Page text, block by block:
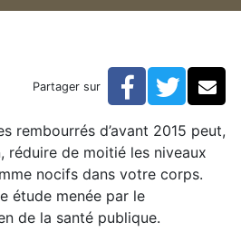
corps détoxifié
Partager sur Facebook
rembourrés d’avant 2015 peut,
réduire de moitié les niveaux
nocifs dans votre corps.
étude menée par le
de la santé publique.